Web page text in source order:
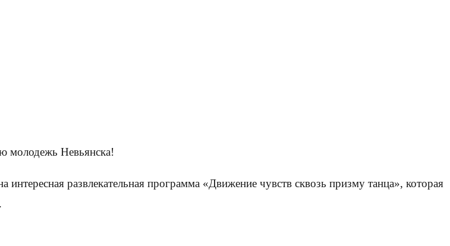
молодежь Невьянска!
развлекательная программа «Движение чувств сквозь призму танца», которaя